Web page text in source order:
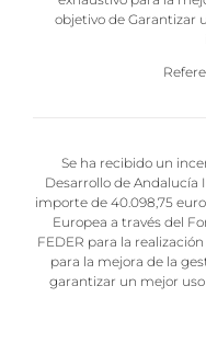
objetivo de Garantizar
Se ha recibido un
Desarrollo de Andalucía
importe de 40.098,75
Europea a través del
FEDER para la
para la mejora de la
garantizar un mejor